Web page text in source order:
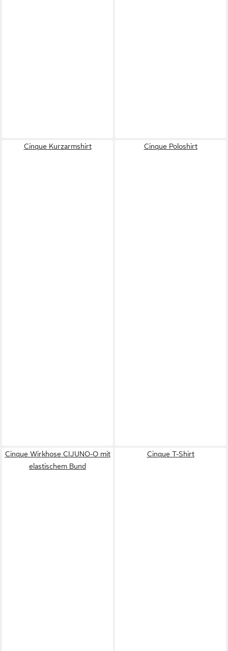
Cinque Kurzarmshirt Cinque Poloshirt
Cinque Wirkhose CIJUNO-O mit
elastischem Bund
Cinque T-Shirt